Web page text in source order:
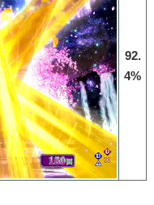
92.
4%